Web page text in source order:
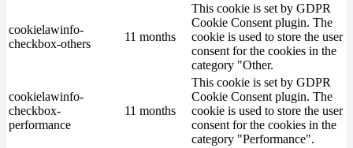
cookielawinfo-
checkbox-others
11 months
This cookie is set by GDPR
Cookie Consent plugin. The
cookie is used to store the user
consent for the cookies in the
category "Other.
cookielawinfo-
checkbox-
performance
11 months
This cookie is set by GDPR
Cookie Consent plugin. The
cookie is used to store the user
consent for the cookies in the
category "Performance".